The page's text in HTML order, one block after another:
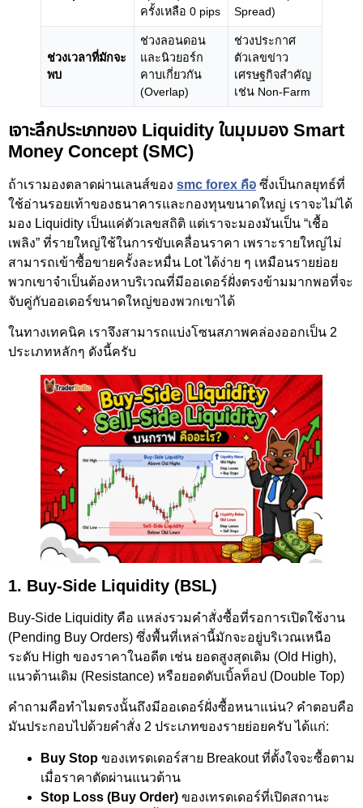
ครั้งเหลือ 0 pips
Spread)
ช่วงเวลาที่มักจะ
พบ
ช่วงลอนดอน
และนิวยอร์ก
คาบเกี่ยวกัน
(Overlap)
ช่วงประกาศ
ตัวเลขข่าว
เศรษฐกิจสำคัญ
เช่น Non-Farm
เจาะลึกประเภทของ Liquidity ในมุมมอง Smart
Money Concept (SMC)
ถ้าเรามองตลาดผ่านเลนส์ของ smc forex คือ ซึ่งเป็นกลยุทธ์ที่
ใช้อ่านรอยเท้าของธนาคารและกองทุนขนาดใหญ่ เราจะไม่ได้
มอง Liquidity เป็นแค่ตัวเลขสถิติ แต่เราจะมองมันเป็น “เชื้อ
เพลิง” ที่รายใหญ่ใช้ในการขับเคลื่อนราคา เพราะรายใหญ่ไม่
สามารถเข้าซื้อขายครั้งละหมื่น Lot ได้ง่าย ๆ เหมือนรายย่อย
พวกเขาจำเป็นต้องหาบริเวณที่มีออเดอร์ฝั่งตรงข้ามมากพอที่จะ
จับคู่กับออเดอร์ขนาดใหญ่ของพวกเขาได้
ในทางเทคนิค เราจึงสามารถแบ่งโซนสภาพคล่องออกเป็น 2
ประเภทหลักๆ ดังนี้ครับ
1. Buy-Side Liquidity (BSL)
Buy-Side Liquidity คือ แหล่งรวมคำสั่งซื้อที่รอการเปิดใช้งาน
(Pending Buy Orders) ซึ่งพื้นที่เหล่านี้มักจะอยู่บริเวณเหนือ
ระดับ High ของราคาในอดีต เช่น ยอดสูงสุดเดิม (Old High),
แนวต้านเดิม (Resistance) หรือยอดดับเบิ้ลท็อป (Double Top)
คำถามคือทำไมตรงนั้นถึงมีออเดอร์ฝั่งซื้อหนาแน่น? คำตอบคือ
มันประกอบไปด้วยคำสั่ง 2 ประเภทของรายย่อยครับ ได้แก่:
Buy Stop ของเทรดเดอร์สาย Breakout ที่ตั้งใจจะซื้อตาม
เมื่อราคาตัดผ่านแนวต้าน
Stop Loss (Buy Order) ของเทรดเดอร์ที่เปิดสถานะ